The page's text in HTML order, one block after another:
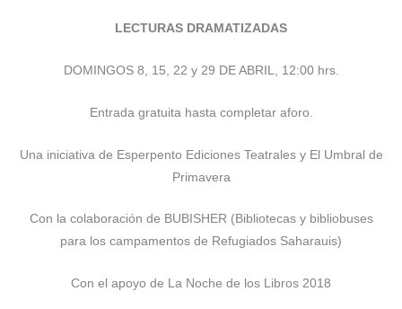
LECTURAS DRAMATIZADAS
DOMINGOS 8, 15, 22 y 29 DE ABRIL, 12:00 hrs.
Entrada gratuita hasta completar aforo.
Una iniciativa de Esperpento Ediciones Teatrales y El Umbral de
Primavera
Con la colaboración de BUBISHER (Bibliotecas y bibliobuses
para los campamentos de Refugiados Saharauis)
Con el apoyo de La Noche de los Libros 2018